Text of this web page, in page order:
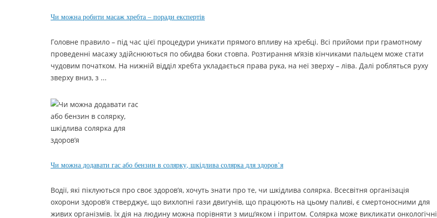
Чи можна робити масаж хребта – поради експертів
Головне правило – під час цієї процедури уникати прямого впливу на хребці. Всі прийоми при грамотному
проведенні масажу здійснюються по обидва боки стовпа. Розтирання м’язів кінчиками пальцем може стати
чудовим початком. На нижній відділ хребта укладається права рука, на неї зверху – ліва. Далі робляться руху
зверху вниз, з ...
Чи можна додавати гас або бензин в солярку, шкідлива солярка для здоров’я
Водії, які піклуються про своє здоров’я, хочуть знати про те, чи шкідлива солярка. Всесвітня організація
охорони здоров’я стверджує, що вихлопні гази двигунів, що працюють на цьому паливі, є смертоносними для
живих організмів. Їх дія на людину можна порівняти з миш’яком і іпритом. Солярка може викликати онкологічні